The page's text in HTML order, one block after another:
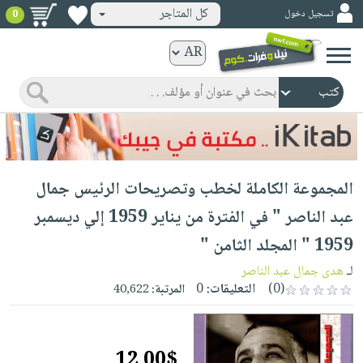
ورقية
المواضيع
صدر
حديثاً
الأكثر
مبيعاً
جوائز
شحن
عروض
خاصة
صفحات
مشوقة
كتب
الكترونية
الرئيسية
صدر
حديثاً
الأكثر
مبيعاً
كتب
مجانية
صوتية
الرئيسية
masmu3
بلا
حدود
أطفال
وناشئة
الصفحةوسائل
تسجيل دخول كل المتاجر 0
المجموعة الكاملة لخطب وتصريحات الرئيس جمال
عبد الناصر " في الفترة من يناير 1959 إلي ديسمبر
1959 " المجلد الثامن "
لـهدى جمال عبد الناصر
(0)
التعليقات:0 المرتبة:40,622